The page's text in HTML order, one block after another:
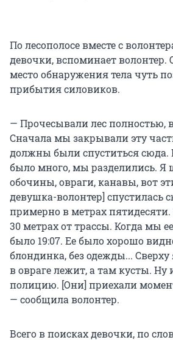
По лесополосе вместе с
девочки, вспоминает
место обнаружения тела чуть
прибытия силовиков.
— Прочесывали лес полностью,
Сначала мы закрывали эту
должны были спуститься сюда.
было много, мы разделились. Я
обочины, овраги, канавы, вот
девушка-волонтер] спустилась
примерно в метрах пятидесяти.
30 метрах от трассы. Когда мы
было 19:07. Ее было хорошо
блондинка, без одежды... Сверху
в овраге лежит, а там кусты. Ну
полицию. [Они] приехали
— сообщила волонтер.
Всего в поисках девочки, по